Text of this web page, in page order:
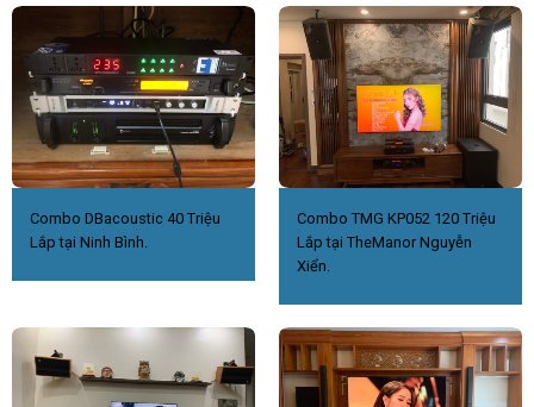
Combo DBacoustic 40 Triệu
Lắp tại Ninh Bình.
Combo TMG KP052 120 Triệu
Lắp tại TheManor Nguyễn
Xiển.